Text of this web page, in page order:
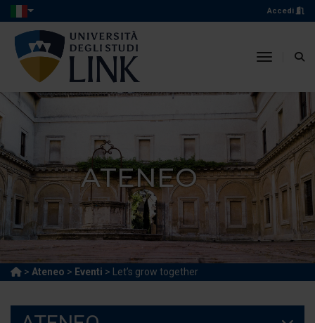
Accedi
toggle
ATENEO
> Ateneo > Eventi > Let’s grow together